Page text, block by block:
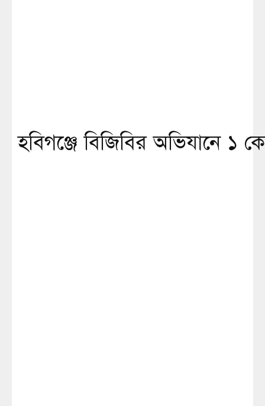
হবিগঞ্জে বিজিবির অভিযানে ১